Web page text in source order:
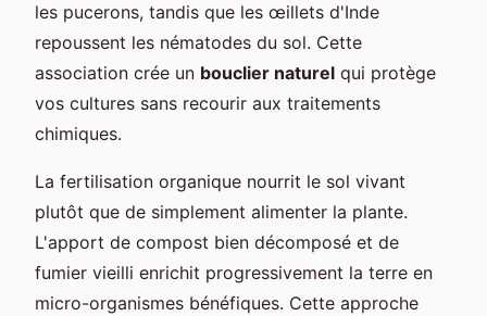
les pucerons, tandis que les œillets d'Inde
repoussent les nématodes du sol. Cette
association crée un bouclier naturel qui protège
vos cultures sans recourir aux traitements
chimiques.
La fertilisation organique nourrit le sol vivant
plutôt que de simplement alimenter la plante.
L'apport de compost bien décomposé et de
fumier vieilli enrichit progressivement la terre en
micro-organismes bénéfiques. Cette approche